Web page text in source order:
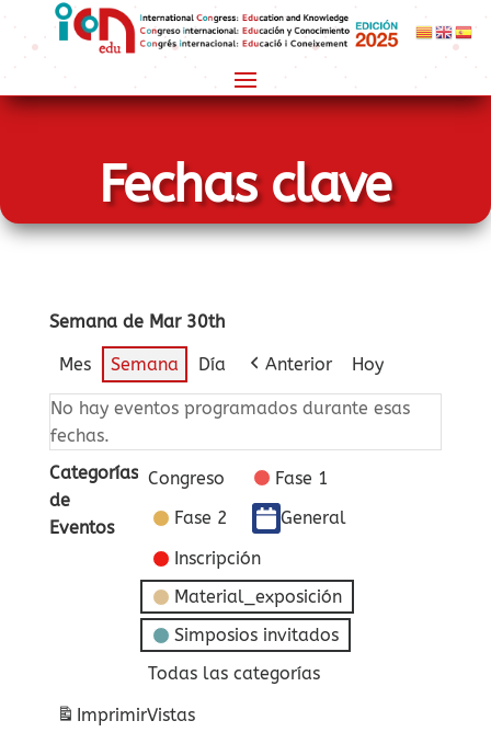
Fechas clave
Semana de Mar 30th
Mes Semana Día Anterior Hoy
No hay eventos programados durante esas
fechas.
Categorías
de
Eventos
Congreso
Fase 1
Fase 2
General
Inscripción
Material_exposición
Simposios invitados
Todas las categorías
ImprimirVistas